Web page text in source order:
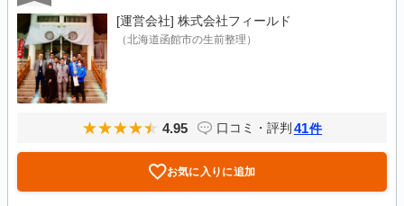
[運営会社] 株式会社フィールド
（北海道函館市の生前整理）
4.95 口コミ・評判 41件
お気に入りに追加